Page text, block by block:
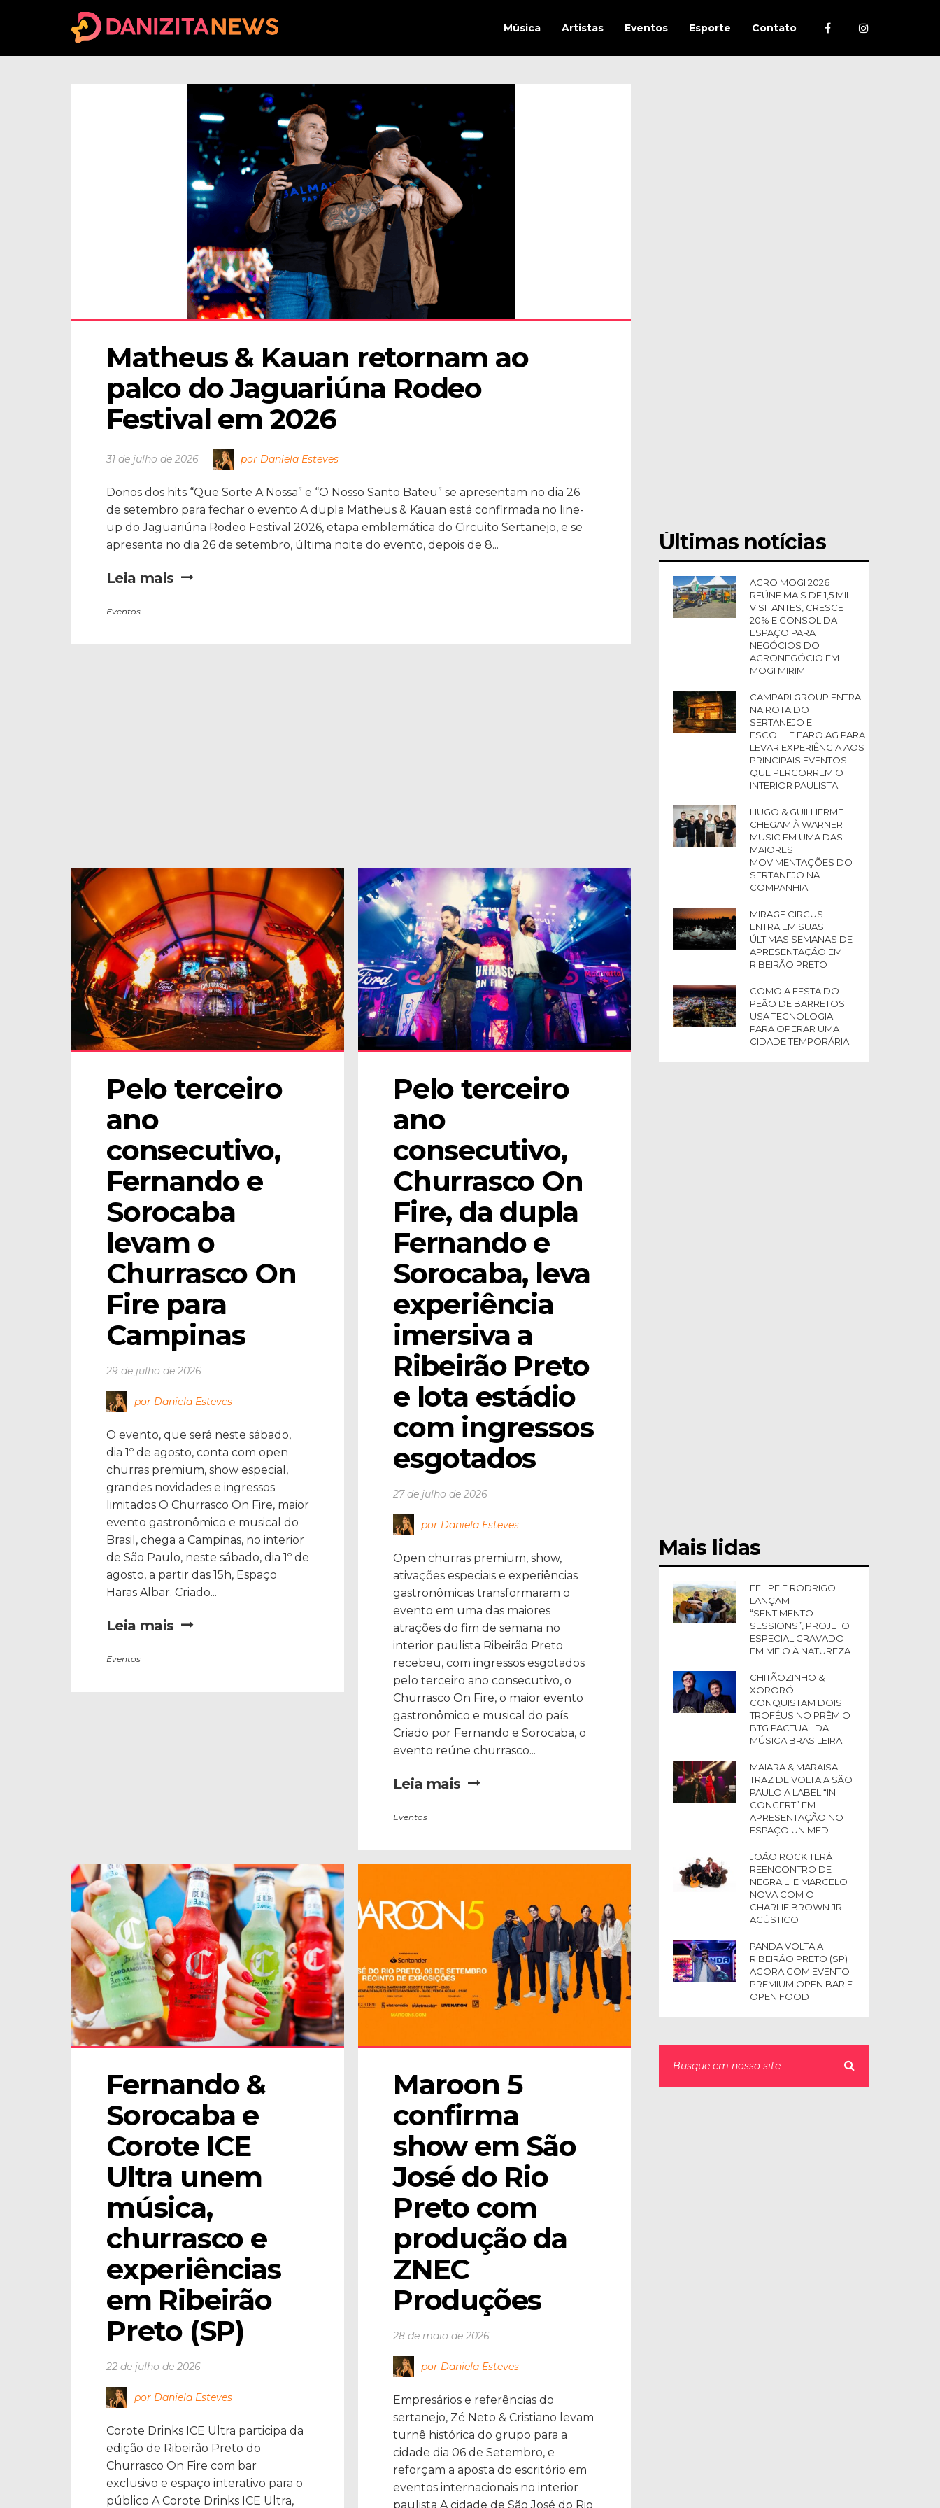
Música Artistas Eventos Esporte Contato
Matheus & Kauan retornam ao
palco do Jaguariúna Rodeo
Festival em 2026
31 de julho de 2026 por Daniela Esteves
Donos dos hits “Que Sorte A Nossa” e “O Nosso Santo Bateu” se apresentam no dia 26
de setembro para fechar o evento A dupla Matheus & Kauan está confirmada no line-
up do Jaguariúna Rodeo Festival 2026, etapa emblemática do Circuito Sertanejo, e se
apresenta no dia 26 de setembro, última noite do evento, depois de 8...
Leia mais
Eventos
Pelo terceiro
ano
consecutivo,
Fernando e
Sorocaba
levam o
Churrasco On
Fire para
Campinas
29 de julho de 2026
por Daniela Esteves
O evento, que será neste sábado,
dia 1º de agosto, conta com open
churras premium, show especial,
grandes novidades e ingressos
limitados O Churrasco On Fire, maior
evento gastronômico e musical do
Brasil, chega a Campinas, no interior
de São Paulo, neste sábado, dia 1º de
agosto, a partir das 15h, Espaço
Haras Albar. Criado...
Leia mais
Eventos
Pelo terceiro
ano
consecutivo,
Churrasco On
Fire, da dupla
Fernando e
Sorocaba, leva
experiência
imersiva a
Ribeirão Preto
e lota estádio
com ingressos
esgotados
27 de julho de 2026
por Daniela Esteves
Open churras premium, show,
ativações especiais e experiências
gastronômicas transformaram o
evento em uma das maiores
atrações do fim de semana no
interior paulista Ribeirão Preto
recebeu, com ingressos esgotados
pelo terceiro ano consecutivo, o
Churrasco On Fire, o maior evento
gastronômico e musical do país.
Criado por Fernando e Sorocaba, o
evento reúne churrasco...
Leia mais
Eventos
Fernando &
Sorocaba e
Corote ICE
Ultra unem
música,
churrasco e
experiências
em Ribeirão
Preto (SP)
22 de julho de 2026
por Daniela Esteves
Corote Drinks ICE Ultra participa da
edição de Ribeirão Preto do
Churrasco On Fire com bar
exclusivo e espaço interativo para o
público A Corote Drinks ICE Ultra,
Maroon 5
confirma
show em São
José do Rio
Preto com
produção da
ZNEC
Produções
28 de maio de 2026
por Daniela Esteves
Empresários e referências do
sertanejo, Zé Neto & Cristiano levam
turnê histórica do grupo para a
cidade dia 06 de Setembro, e
reforçam a aposta do escritório em
eventos internacionais no interior
paulista A cidade de São José do Rio
Últimas notícias
AGRO MOGI 2026
REÚNE MAIS DE 1,5 MIL
VISITANTES, CRESCE
20% E CONSOLIDA
ESPAÇO PARA
NEGÓCIOS DO
AGRONEGÓCIO EM
MOGI MIRIM
CAMPARI GROUP ENTRA
NA ROTA DO
SERTANEJO E
ESCOLHE FARO.AG PARA
LEVAR EXPERIÊNCIA AOS
PRINCIPAIS EVENTOS
QUE PERCORREM O
INTERIOR PAULISTA
HUGO & GUILHERME
CHEGAM À WARNER
MUSIC EM UMA DAS
MAIORES
MOVIMENTAÇÕES DO
SERTANEJO NA
COMPANHIA
MIRAGE CIRCUS
ENTRA EM SUAS
ÚLTIMAS SEMANAS DE
APRESENTAÇÃO EM
RIBEIRÃO PRETO
COMO A FESTA DO
PEÃO DE BARRETOS
USA TECNOLOGIA
PARA OPERAR UMA
CIDADE TEMPORÁRIA
Mais lidas
FELIPE E RODRIGO
LANÇAM
“SENTIMENTO
SESSIONS”, PROJETO
ESPECIAL GRAVADO
EM MEIO À NATUREZA
CHITÃOZINHO &
XORORÓ
CONQUISTAM DOIS
TROFÉUS NO PRÊMIO
BTG PACTUAL DA
MÚSICA BRASILEIRA
MAIARA & MARAISA
TRAZ DE VOLTA A SÃO
PAULO A LABEL “IN
CONCERT” EM
APRESENTAÇÃO NO
ESPAÇO UNIMED
JOÃO ROCK TERÁ
REENCONTRO DE
NEGRA LI E MARCELO
NOVA COM O
CHARLIE BROWN JR.
ACÚSTICO
PANDA VOLTA A
RIBEIRÃO PRETO (SP)
AGORA COM EVENTO
PREMIUM OPEN BAR E
OPEN FOOD